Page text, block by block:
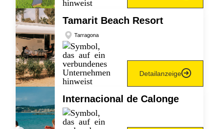
Tamarit Beach Resort
Tarragona
Detailanzeige
Internacional de Calonge